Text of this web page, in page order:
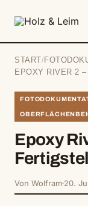
START /
EPOXY RIVER 2
Epoxy
Von Wolfram 20.